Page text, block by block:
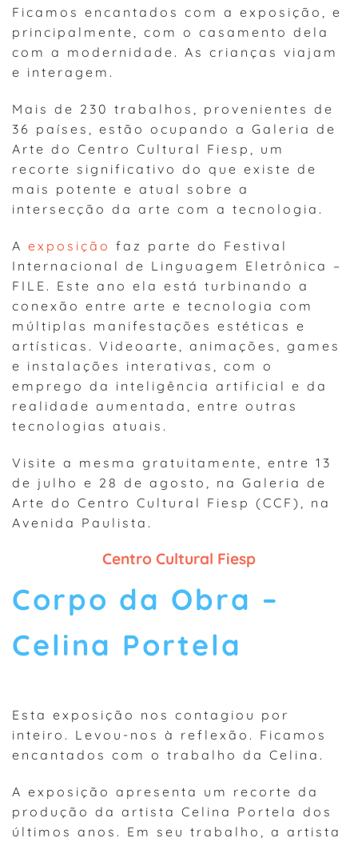
Ficamos encantados com a exposição, e
principalmente, com o casamento dela
com a modernidade. As crianças viajam
e interagem.
Mais de 230 trabalhos, provenientes de
36 países, estão ocupando a Galeria de
Arte do Centro Cultural Fiesp, um
recorte significativo do que existe de
mais potente e atual sobre a
intersecção da arte com a tecnologia.
A exposição faz parte do Festival
Internacional de Linguagem Eletrônica –
FILE. Este ano ela está turbinando a
conexão entre arte e tecnologia com
múltiplas manifestações estéticas e
artísticas. Videoarte, animações, games
e instalações interativas, com o
emprego da inteligência artificial e da
realidade aumentada, entre outras
tecnologias atuais.
Visite a mesma gratuitamente, entre 13
de julho e 28 de agosto, na Galeria de
Arte do Centro Cultural Fiesp (CCF), na
Avenida Paulista.
Centro Cultural Fiesp
Corpo da Obra –
Celina Portela
Esta exposição nos contagiou por
inteiro. Levou-nos à reflexão. Ficamos
encantados com o trabalho da Celina.
A exposição apresenta um recorte da
produção da artista Celina Portela dos
últimos anos. Em seu trabalho, a artista